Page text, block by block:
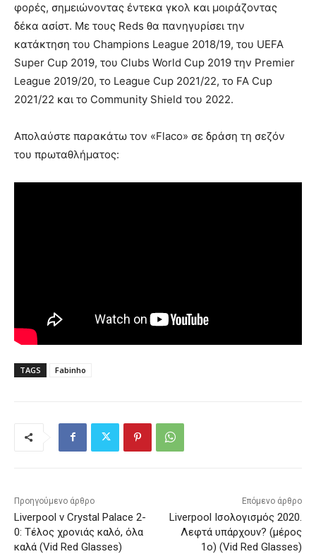
φορές, σημειώνοντας έντεκα γκολ και μοιράζοντας
δέκα ασίστ. Με τους Reds θα πανηγυρίσει την
κατάκτηση του Champions League 2018/19, του UEFA
Super Cup 2019, του Clubs World Cup 2019 την Premier
League 2019/20, το League Cup 2021/22, το FA Cup
2021/22 και το Community Shield του 2022.
Απολαύστε παρακάτω τον «Flaco» σε δράση τη σεζόν
του πρωταθλήματος:
TAGS Fabinho
Προηγούμενο άρθρο
Liverpool v Crystal Palace 2-
0: Τέλος χρονιάς καλό, όλα
καλά (Vid Red Glasses)
Επόμενο άρθρο
Liverpool Ισολογισμός 2020.
Λεφτά υπάρχουν? (μέρος
1ο) (Vid Red Glasses)